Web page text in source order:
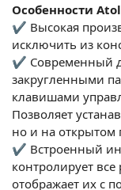
Особенности
✔ Высокая
исключить из
✔ Современный
закругленными
клавишами
Позволяет
но и на открытом
✔ Встроенный
контролирует
отображает их с